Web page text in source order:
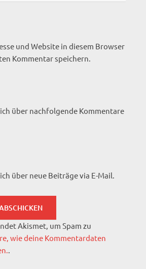
und Website in diesem Browser
Kommentar speichern.
über nachfolgende Kommentare
über neue Beiträge via E-Mail.
Akismet, um Spam zu
wie deine Kommentardaten
.